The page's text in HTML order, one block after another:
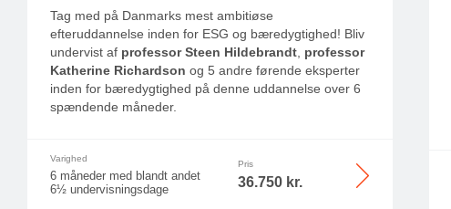
Tag med på Danmarks mest ambitiøse
efteruddannelse inden for ESG og bæredygtighed! Bliv
undervist af professor Steen Hildebrandt, professor
Katherine Richardson og 5 andre førende eksperter
inden for bæredygtighed på denne uddannelse over 6
spændende måneder.
Varighed
6 måneder med blandt andet
6½ undervisningsdage
Pris
36.750 kr.